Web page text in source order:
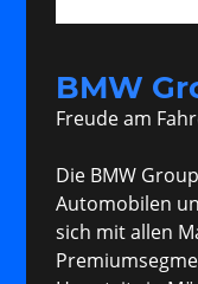
BMW
Freude am
Die BMW
Automobilen
sich mit allen